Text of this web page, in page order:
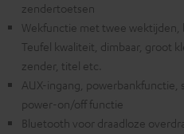
zendertoetsen
Wekfunctie met twee wektijden,
Teufel kwaliteit, dimbaar, groot
zender, titel etc.
AUX-ingang,
power-on/off functie
Bluetooth voor draadloze